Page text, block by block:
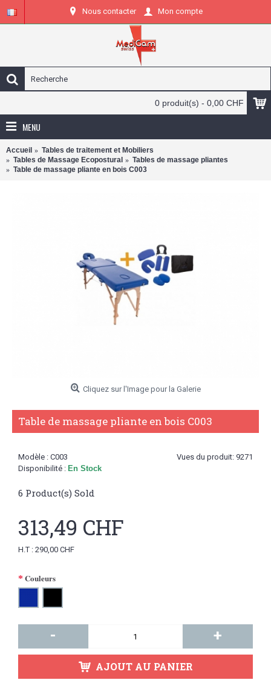
Nous contacter Mon compte
0 produit(s) - 0,00 CHF
MENU
Accueil
Tables de traitement et Mobiliers
Tables de Massage Ecopostural
Tables de massage pliantes
Table de massage pliante en bois C003
Cliquez sur l'Image pour la Galerie
Table de massage pliante en bois C003
Vues du produit: 9271
Modèle : C003
Disponibilité : En Stock
6 Product(s) Sold
313,49 CHF
H.T : 290,00 CHF
Couleurs
- +
AJOUT AU PANIER